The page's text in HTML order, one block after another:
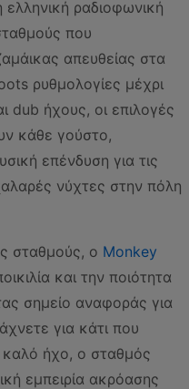
ελληνική ραδιοφωνική
που
απευθείας στα
ρυθμολογίες μέχρι
dub ήχους, οι επιλογές
κάθε γούστο,
επένδυση για τις
νύχτες στην πόλη
σταθμούς, ο Monkey
και την ποιότητα
σημείο αναφοράς για
για κάτι που
καλό ήχο, ο σταθμός
εμπειρία ακρόασης